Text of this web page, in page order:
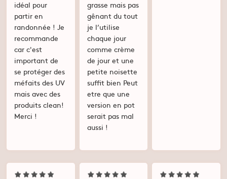
idéal pour
partir en
randonnée ! Je
recommande
car c'est
important de
se protéger des
méfaits des UV
mais avec des
produits clean!
Merci !
grasse mais pas
gênant du tout
je l’utilise
chaque jour
comme crème
de jour et une
petite noisette
suffit bien Peut
etre que une
version en pot
serait pas mal
aussi !